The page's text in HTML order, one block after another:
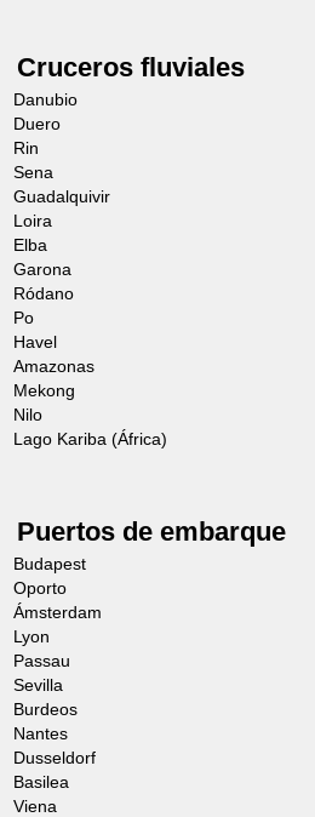
Cruceros fluviales
Danubio
Duero
Rin
Sena
Guadalquivir
Loira
Elba
Garona
Ródano
Po
Havel
Amazonas
Mekong
Nilo
Lago Kariba (África)
Puertos de embarque
Budapest
Oporto
Ámsterdam
Lyon
Passau
Sevilla
Burdeos
Nantes
Dusseldorf
Basilea
Viena